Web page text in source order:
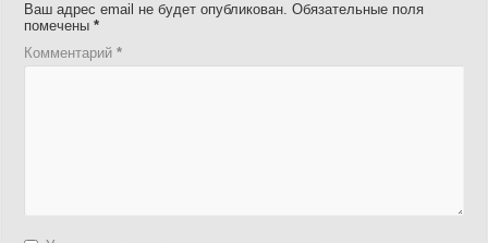
Ваш адрес email не будет опубликован. Обязательные поля
помечены*
Комментарий*